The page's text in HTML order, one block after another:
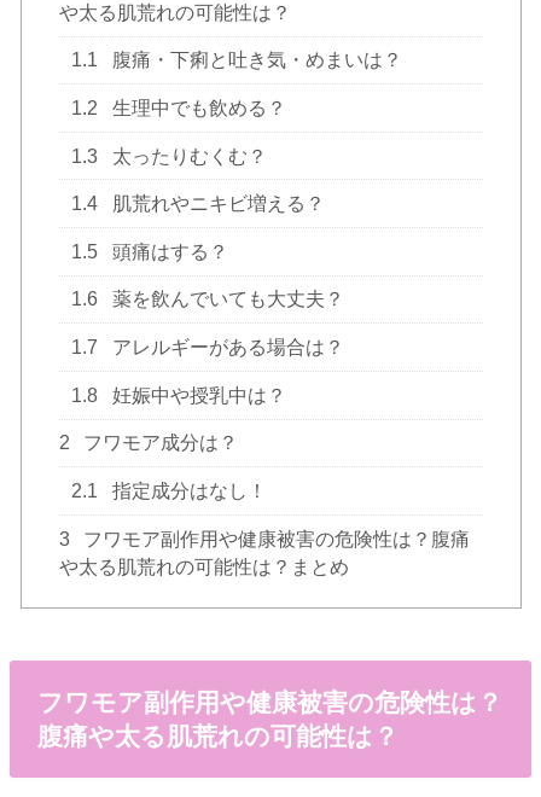
や太る肌荒れの可能性は？
1.1 腹痛・下痢と吐き気・めまいは？
1.2 生理中でも飲める？
1.3 太ったりむくむ？
1.4 肌荒れやニキビ増える？
1.5 頭痛はする？
1.6 薬を飲んでいても大丈夫？
1.7 アレルギーがある場合は？
1.8 妊娠中や授乳中は？
2 フワモア成分は？
2.1 指定成分はなし！
3
フワモア副作用や健康被害の危険性は？腹痛
や太る肌荒れの可能性は？まとめ
フワモア副作用や健康被害の危険性は？
腹痛や太る肌荒れの可能性は？